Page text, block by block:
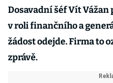
Dosavadní šéf Vít
v roli finančního a
žádost odejde. Firma to
zprávě.